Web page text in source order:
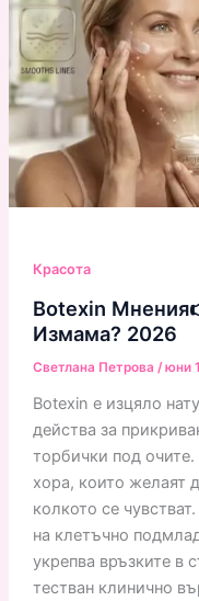
Красота
Botexin
Измама? 2026
Светлана Петрова /юни
Botexin е изцяло
действа за
торбички под очите.
хора, които желаят
колкото се
на клетъчно
укрепва връзките в
тестван клинично